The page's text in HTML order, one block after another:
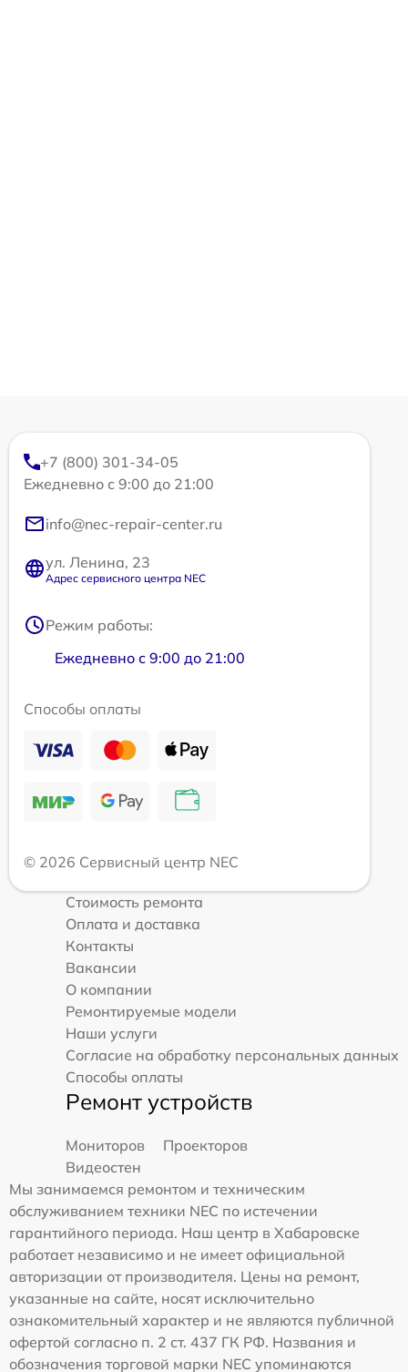
+7 (800) 301-34-05
Ежедневно с 9:00 до 21:00
info@nec-repair-center.ru
ул. Ленина, 23
Адрес сервисного центра NEC
Режим работы:
Ежедневно с 9:00 до 21:00
Способы оплаты
© 2026 Сервисный центр NEC
Стоимость ремонта
Оплата и доставка
Контакты
Вакансии
О компании
Ремонтируемые модели
Наши услуги
Согласие на обработку персональных данных
Способы оплаты
Ремонт устройств
Мониторов
Проекторов
Видеостен
Мы занимаемся ремонтом и техническим
обслуживанием техники NEC по истечении
гарантийного периода. Наш центр в Хабаровске
работает независимо и не имеет официальной
авторизации от производителя. Цены на ремонт,
указанные на сайте, носят исключительно
ознакомительный характер и не являются публичной
офертой согласно п. 2 ст. 437 ГК РФ. Названия и
обозначения торговой марки NEC упоминаются